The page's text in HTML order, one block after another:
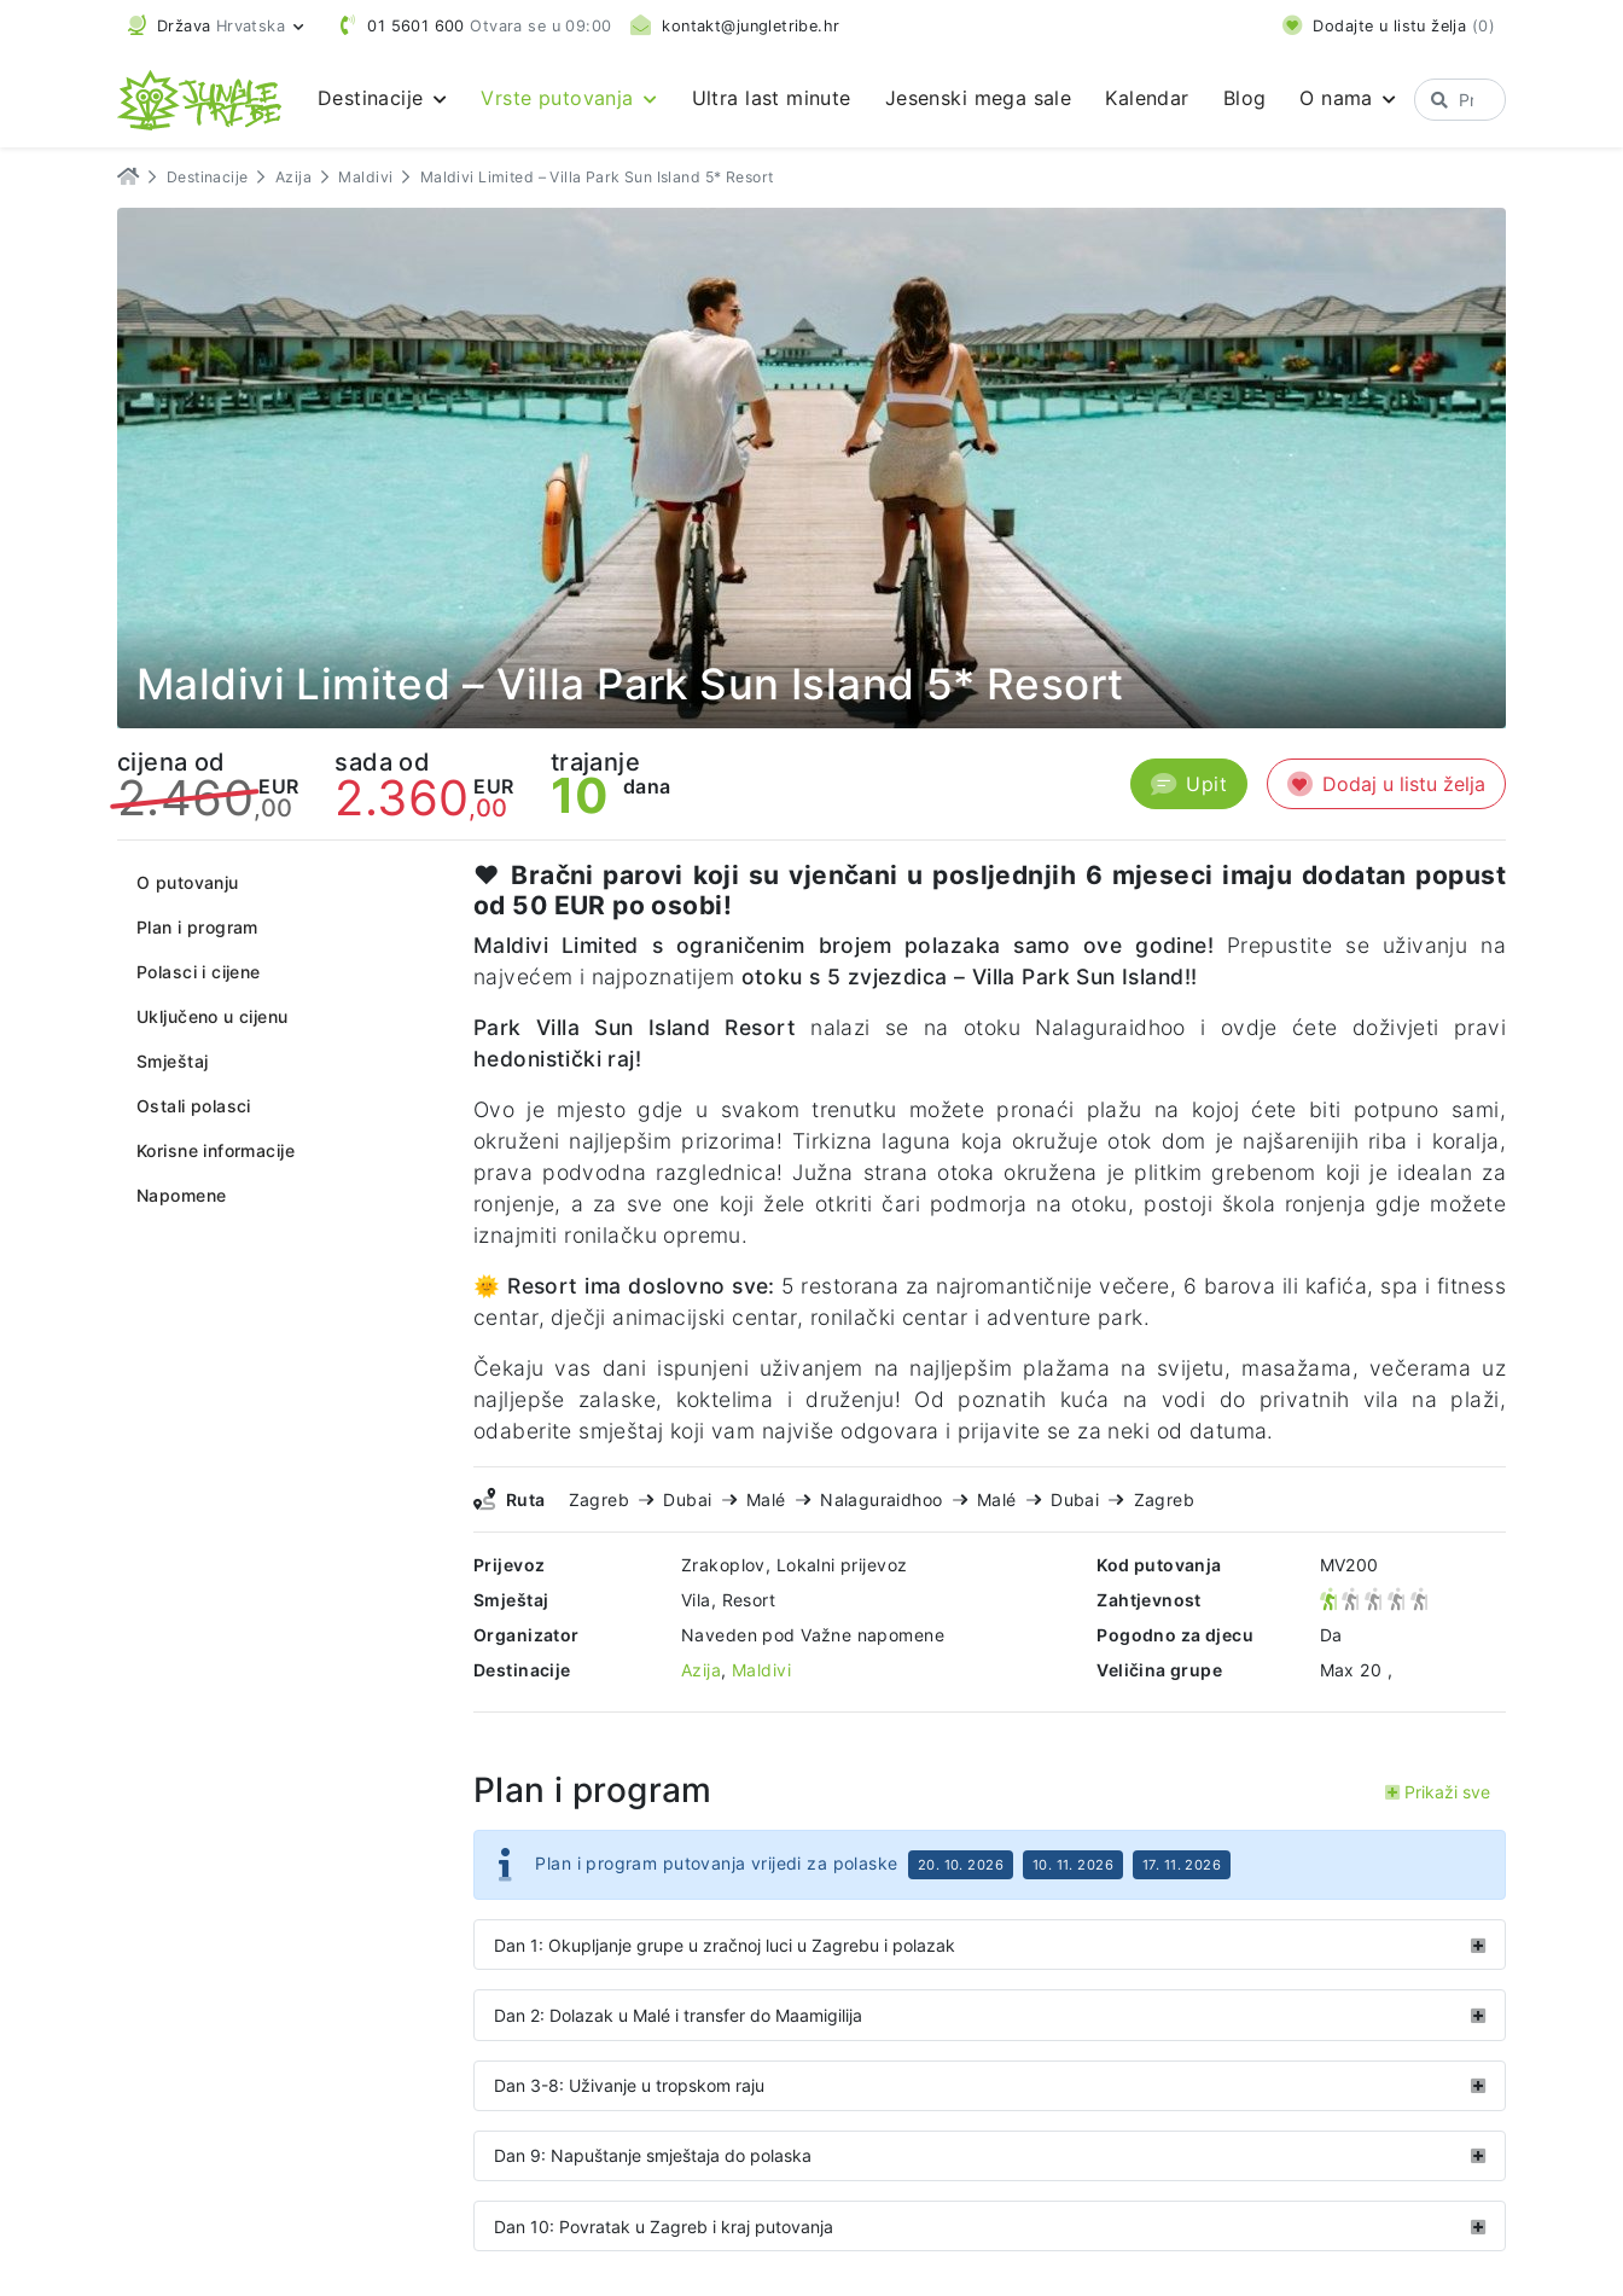
Država Hrvatska 01 5601 600 Otvara se u 09:00 kontakt@jungletribe.hr Dodajte u listu želja (0)
Destinacije Vrste putovanja Ultra last minute Jesenski mega sale Kalendar Blog O nama
Destinacije Azija Maldivi Maldivi Limited – Villa Park Sun Island 5* Resort
Maldivi Limited – Villa Park Sun Island 5* Resort
cijena od
2.460 EUR
,00
sada od
2.360 EUR
,00
trajanje
10 dana Upit Dodaj u listu želja
O putovanju
Plan i program
Polasci i cijene
Uključeno u cijenu
Smještaj
Ostali polasci
Korisne informacije
Napomene
♥️ Bračni parovi koji su vjenčani u posljednjih 6 mjeseci imaju dodatan popust
od 50 EUR po osobi!
Maldivi Limited s ograničenim brojem polazaka samo ove godine! Prepustite se uživanju na
najvećem i najpoznatijem otoku s 5 zvjezdica – Villa Park Sun Island!!
Park Villa Sun Island Resort nalazi se na otoku Nalaguraidhoo i ovdje ćete doživjeti pravi
hedonistički raj!
Ovo je mjesto gdje u svakom trenutku možete pronaći plažu na kojoj ćete biti potpuno sami,
okruženi najljepšim prizorima! Tirkizna laguna koja okružuje otok dom je najšarenijih riba i koralja,
prava podvodna razglednica! Južna strana otoka okružena je plitkim grebenom koji je idealan za
ronjenje, a za sve one koji žele otkriti čari podmorja na otoku, postoji škola ronjenja gdje možete
iznajmiti ronilačku opremu.
🌞 Resort ima doslovno sve: 5 restorana za najromantičnije večere, 6 barova ili kafića, spa i fitness
centar, dječji animacijski centar, ronilački centar i adventure park.
Čekaju vas dani ispunjeni uživanjem na najljepšim plažama na svijetu, masažama, večerama uz
najljepše zalaske, koktelima i druženju! Od poznatih kuća na vodi do privatnih vila na plaži,
odaberite smještaj koji vam najviše odgovara i prijavite se za neki od datuma.
Ruta Zagreb Dubai Malé Nalaguraidhoo Malé Dubai Zagreb
Prijevoz
Zrakoplov, Lokalni prijevoz
Smještaj
Vila, Resort
Organizator
Naveden pod Važne napomene
Destinacije
Azija, Maldivi
Kod putovanja
MV200
Zahtjevnost
Pogodno za djecu
Da
Veličina grupe
Max 20 ,
Plan i program Prikaži sve
Plan i program putovanja vrijedi za polaske 20. 10. 2026 10. 11. 2026 17. 11. 2026
Dan 1: Okupljanje grupe u zračnoj luci u Zagrebu i polazak
Dan 2: Dolazak u Malé i transfer do Maamigilija
Dan 3-8: Uživanje u tropskom raju
Dan 9: Napuštanje smještaja do polaska
Dan 10: Povratak u Zagreb i kraj putovanja